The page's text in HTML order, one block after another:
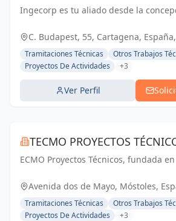
Ingecorp es tu aliado desde la
Especializados en licencias, proyectos
ejecutivos, reformas y energía solar.
compr...
C. Budapest, 55, Cartagena,
Tramitaciones Técnicas
Otros Trabajos
Proyectos De Actividades
+3
Ver Perfil
TECMO PROYECTOS
ECMO Proyectos Técnicos, fundada en
experiencia en la elaboración y
de proyectos de ingeniería, tanto
industriales,...
Avenida dos de Mayo, Móstoles,
Tramitaciones Técnicas
Otros Trabajos
Proyectos De Actividades
+3